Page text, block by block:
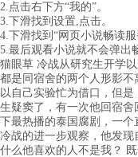
2.点击右下方“我的”。
3.下滑找到设置,点击。
4.下滑找到“网页小说畅读服
5.最后观看小说就不会弹出
猫眼草 冷战从研究生开学
都是同宿舍的两个人形影
以自己实验忙为借口，但
生疑窦了，有一次他回宿
下最热播的泰国腐剧，一
冷战的进一步观察，他发现
什么他喜欢的人不是我？